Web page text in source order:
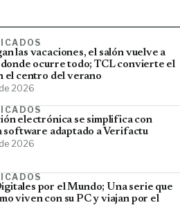
las vacaciones, el salón vuelve a
donde ocurre todo; TCL convierte el
el centro del verano
2026
electrónica se simplifica con
software adaptado a Verifactu
2026
por el Mundo; Una serie que
viven con su PC y viajan por el